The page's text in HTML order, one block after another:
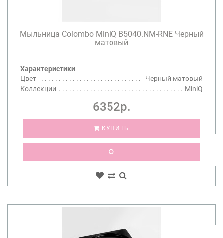
Мыльница Colombo MiniQ B5040.NM-RNE Черный
матовый
Характеристики
Цвет
Черный матовый
Коллекции
MiniQ
6352р.
КУПИТЬ